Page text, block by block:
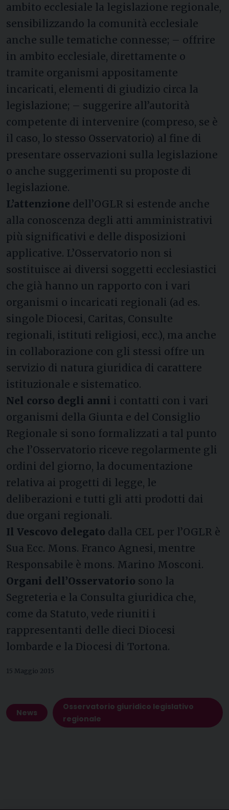
ambito ecclesiale la legislazione regionale,
sensibilizzando la comunità ecclesiale
anche sulle tematiche connesse; – offrire
in ambito ecclesiale, direttamente o
tramite organismi appositamente
incaricati, elementi di giudizio circa la
legislazione; – suggerire all’autorità
competente di intervenire (compreso, se è
il caso, lo stesso Osservatorio) al fine di
presentare osservazioni sulla legislazione
o anche suggerimenti su proposte di
legislazione.
L’attenzione dell’OGLR si estende anche
alla conoscenza degli atti amministrativi
più significativi e delle disposizioni
applicative. L’Osservatorio non si
sostituisce ai diversi soggetti ecclesiastici
che già hanno un rapporto con i vari
organismi o incaricati regionali (ad es.
singole Diocesi, Caritas, Consulte
regionali, istituti religiosi, ecc.), ma anche
in collaborazione con gli stessi offre un
servizio di natura giuridica di carattere
istituzionale e sistematico.
Nel corso degli anni i contatti con i vari
organismi della Giunta e del Consiglio
Regionale si sono formalizzati a tal punto
che l’Osservatorio riceve regolarmente gli
ordini del giorno, la documentazione
relativa ai progetti di legge, le
deliberazioni e tutti gli atti prodotti dai
due organi regionali.
Il Vescovo delegato dalla CEL per l’OGLR è
Sua Ecc. Mons. Franco Agnesi, mentre
Responsabile è mons. Marino Mosconi.
Organi dell’Osservatorio sono la
Segreteria e la Consulta giuridica che,
come da Statuto, vede riuniti i
rappresentanti delle dieci Diocesi
lombarde e la Diocesi di Tortona.
15 Maggio 2015
News
Osservatorio giuridico legislativo
regionale